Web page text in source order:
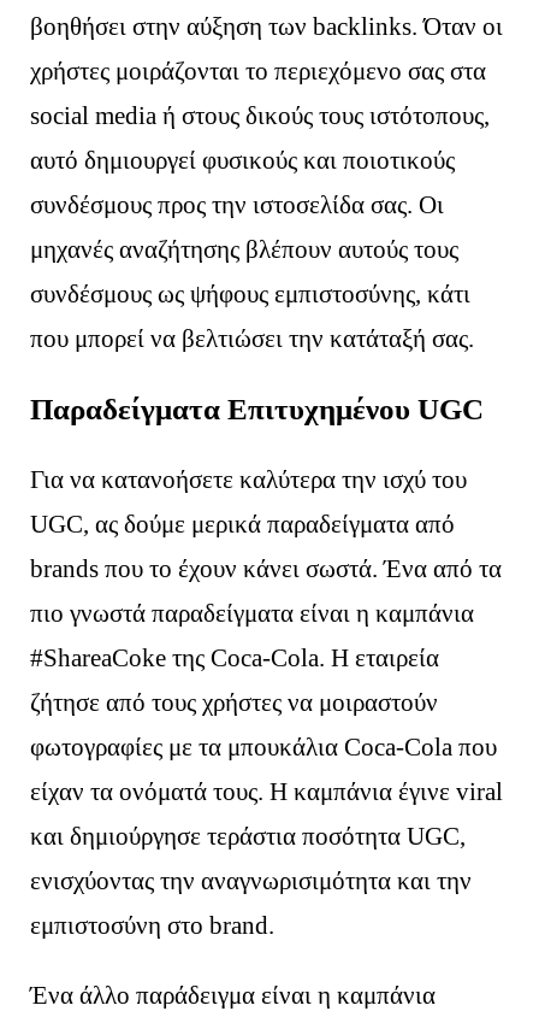
βοηθήσει στην αύξηση των backlinks. Όταν οι
χρήστες μοιράζονται το περιεχόμενο σας στα
social media ή στους δικούς τους ιστότοπους,
αυτό δημιουργεί φυσικούς και ποιοτικούς
συνδέσμους προς την ιστοσελίδα σας. Οι
μηχανές αναζήτησης βλέπουν αυτούς τους
συνδέσμους ως ψήφους εμπιστοσύνης, κάτι
που μπορεί να βελτιώσει την κατάταξή σας.
Παραδείγματα Επιτυχημένου UGC
Για να κατανοήσετε καλύτερα την ισχύ του
UGC, ας δούμε μερικά παραδείγματα από
brands που το έχουν κάνει σωστά. Ένα από τα
πιο γνωστά παραδείγματα είναι η καμπάνια
#ShareaCoke της Coca-Cola. Η εταιρεία
ζήτησε από τους χρήστες να μοιραστούν
φωτογραφίες με τα μπουκάλια Coca-Cola που
είχαν τα ονόματά τους. Η καμπάνια έγινε viral
και δημιούργησε τεράστια ποσότητα UGC,
ενισχύοντας την αναγνωρισιμότητα και την
εμπιστοσύνη στο brand.
Ένα άλλο παράδειγμα είναι η καμπάνια